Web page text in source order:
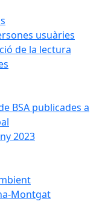
usuàries
de la lectura
BSA publicades a
2023
Montgat